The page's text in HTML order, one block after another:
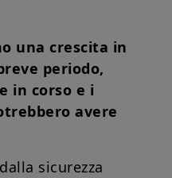
una crescita in
periodo,
in corso e i
avere
sicurezza